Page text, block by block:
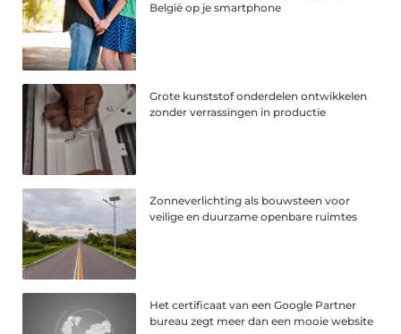
België op je smartphone
Grote kunststof onderdelen ontwikkelen
zonder verrassingen in productie
Zonneverlichting als bouwsteen voor
veilige en duurzame openbare ruimtes
Het certificaat van een Google Partner
bureau zegt meer dan een mooie website